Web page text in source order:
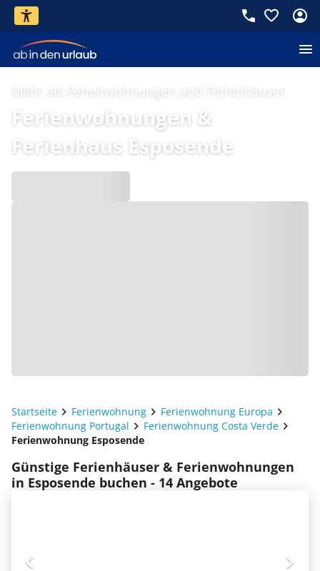
Mehr als Ferienwohnungen und Ferienhäuser
Ferienwohnungen &
Ferienhaus Esposende
Startseite Ferienwohnung
Ferienwohnung Europa
Ferienwohnung Portugal
Ferienwohnung Costa Verde
Ferienwohnung Esposende
Günstige Ferienhäuser & Ferienwohnungen
in Esposende buchen - 14 Angebote